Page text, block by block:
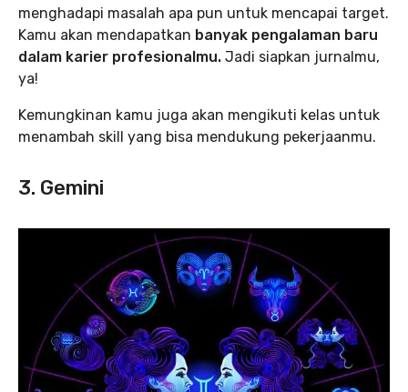
menghadapi masalah apa pun untuk mencapai target.
Kamu akan mendapatkan banyak pengalaman baru
dalam karier profesionalmu. Jadi siapkan jurnalmu,
ya!
Kemungkinan kamu juga akan mengikuti kelas untuk
menambah skill yang bisa mendukung pekerjaanmu.
3. Gemini